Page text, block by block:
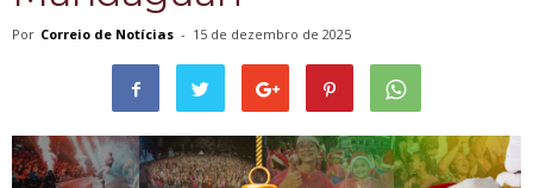
Por Correio de Notícias - 15 de dezembro de 2025